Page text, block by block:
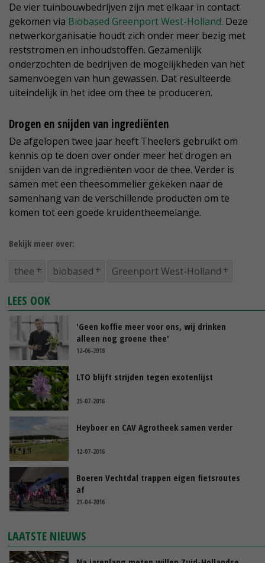
De vier tuinbouwbedrijven zijn met elkaar in contact
gekomen via Biobased Greenport West-Holland. Deze
netwerkorganisatie houdt zich onder meer bezig met
reststromen en inhoudstoffen. Gezamenlijk
onderzochten de bedrijven de mogelijkheden van het
samenvoegen van hun gewassen. Dat resulteerde
uiteindelijk in het idee om thee te produceren.
Drogen en snijden van ingrediënten
De afgelopen twee jaar heeft Theelers gebruikt om
kennis op te doen over onder meer het drogen en
snijden van de ingrediënten voor de thee. Verder is
samen met een theesommelier gekeken naar de
samenhang van de verschillende producten om te
komen tot een goede kruidentheemelange.
Bekijk meer over:
thee biobased Greenport West-Holland
LEES OOK
'Geen koffie meer voor ons, wij drinken
alleen nog groene thee'
12-06-2018
LTO blijft strijden tegen exotenlijst
25-07-2016
Heyboer en CAV Agrotheek samen verder
12-07-2016
Boeren Vechtdal trappen eigen fietsroutes
af
21-04-2016
LAATSTE NIEUWS